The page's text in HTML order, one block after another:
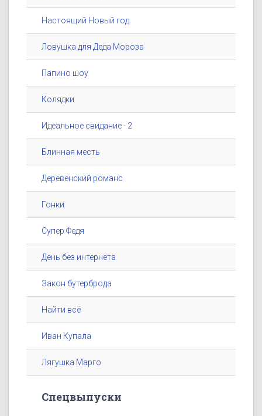
Настоящий Новый год
Ловушка для Деда Мороза
Папино шоу
Колядки
Идеальное свидание - 2
Блинная месть
Деревенский романс
Гонки
Супер Федя
День без интернета
Закон бутерброда
Найти всё
Иван Купала
Лягушка Марго
Спецвыпуски